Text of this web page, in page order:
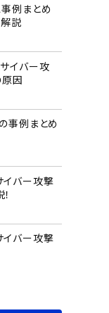
例まとめ
説
イバー攻
因
事例まとめ
イバー攻撃
イバー攻撃